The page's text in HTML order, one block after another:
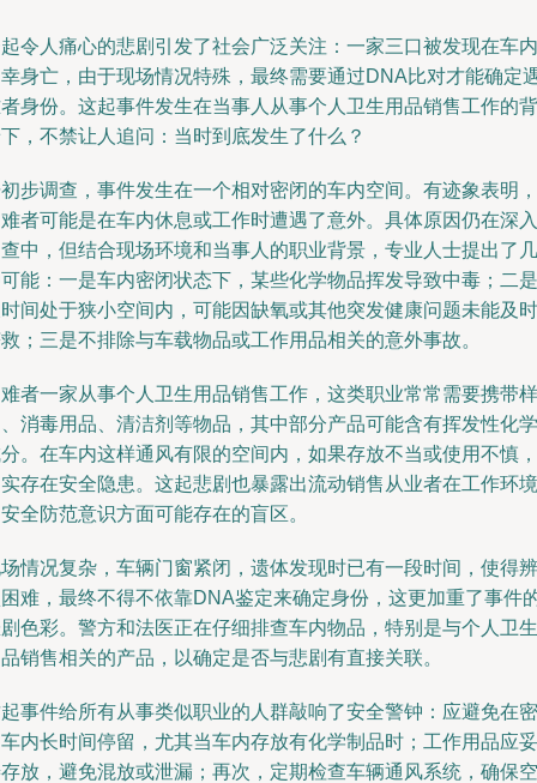
令人痛心的悲剧引发了社会广泛关注：一家三口被发现在车内
身亡，由于现场情况特殊，最终需要通过DNA比对才能确定
身份。这起事件发生在当事人从事个人卫生用品销售工作的背
，不禁让人追问：当时到底发生了什么？
步调查，事件发生在一个相对密闭的车内空间。有迹象表明，
者可能是在车内休息或工作时遭遇了意外。具体原因仍在深入
中，但结合现场环境和当事人的职业背景，专业人士提出了几
能：一是车内密闭状态下，某些化学物品挥发导致中毒；二是
间处于狭小空间内，可能因缺氧或其他突发健康问题未能及时
；三是不排除与车载物品或工作用品相关的意外事故。
者一家从事个人卫生用品销售工作，这类职业常常需要携带样
消毒用品、清洁剂等物品，其中部分产品可能含有挥发性化学
。在车内这样通风有限的空间内，如果存放不当或使用不慎，
存在安全隐患。这起悲剧也暴露出流动销售从业者在工作环境
全防范意识方面可能存在的盲区。
情况复杂，车辆门窗紧闭，遗体发现时已有一段时间，使得辨
难，最终不得不依靠DNA鉴定来确定身份，这更加重了事件
色彩。警方和法医正在仔细排查车内物品，特别是与个人卫生
销售相关的产品，以确定是否与悲剧有直接关联。
事件给所有从事类似职业的人群敲响了安全警钟：应避免在密
内长时间停留，尤其当车内存放有化学制品时；工作用品应妥
放，避免混放或泄漏；再次，定期检查车辆通风系统，确保空